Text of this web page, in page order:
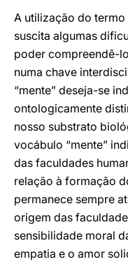
A utilização do
suscita algumas
poder compreendê-
numa chave
“mente” deseja-se
ontologicamente
nosso substrato
vocábulo “mente”
das faculdades
relação à formação
permanece sempre
origem das
sensibilidade moral
empatia e o amor